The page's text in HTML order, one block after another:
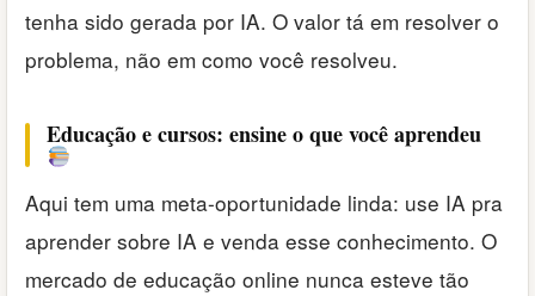
tenha sido gerada por IA. O valor tá em resolver o
problema, não em como você resolveu.
Educação e cursos: ensine o que você aprendeu
Aqui tem uma meta-oportunidade linda: use IA pra
aprender sobre IA e venda esse conhecimento. O
mercado de educação online nunca esteve tão